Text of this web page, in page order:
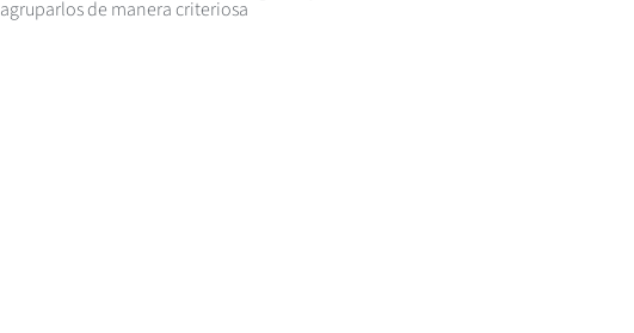
agruparlos de manera criteriosa